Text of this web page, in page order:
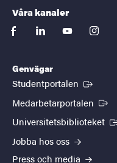
Våra kanaler
facebooklinkedinyoutube
Genvägar
Studentportalen (Extern
Medarbetarportalen
Universitetsbiblioteket
Jobba hos oss
Press och media